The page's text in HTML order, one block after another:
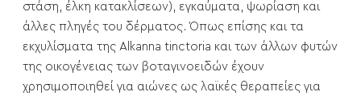
στάση, έλκη κατακλίσεων), εγκαύματα, ψωρίαση και
άλλες πληγές του δέρματος. Όπως επίσης και τα
εκχυλίσματα της Alkanna tinctoria και των άλλων φυτών
της οικογένειας των βοταγινοειδών έχουν
χρησιμοποιηθεί για αιώνες ως λαϊκές θεραπείες για